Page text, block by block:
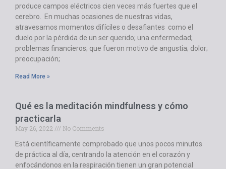
produce campos eléctricos cien veces más fuertes que el
cerebro. En muchas ocasiones de nuestras vidas,
atravesamos momentos difíciles o desafiantes como el
duelo por la pérdida de un ser querido; una enfermedad;
problemas financieros; que fueron motivo de angustia; dolor;
preocupación;
Read More »
Qué es la meditación mindfulness y cómo
practicarla
May 26, 2022
No Comments
Está científicamente comprobado que unos pocos minutos
de práctica al día, centrando la atención en el corazón y
enfocándonos en la respiración tienen un gran potencial